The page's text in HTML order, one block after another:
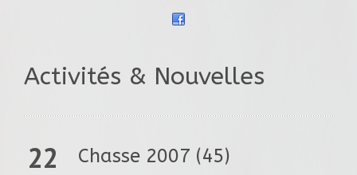
Activités & Nouvelles
22 Chasse 2007 (45)